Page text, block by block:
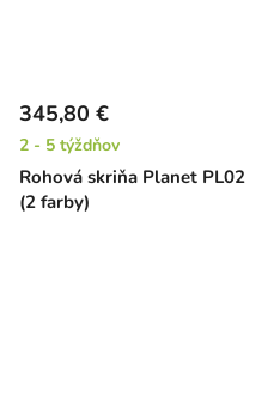
Rohová skriňa Planet PL02
(2 farby)
345,80 €
2 - 5 týždňov